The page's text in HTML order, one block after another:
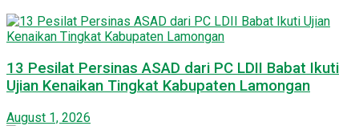
13 Pesilat Persinas ASAD dari PC LDII Babat Ikuti
Ujian Kenaikan Tingkat Kabupaten Lamongan
August 1, 2026